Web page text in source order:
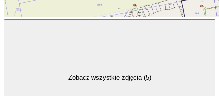
Zobacz wszystkie zdjęcia (5)